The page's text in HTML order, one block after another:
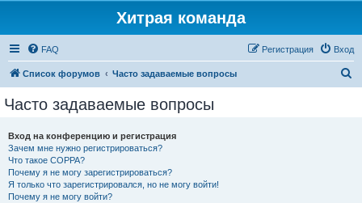
Хитрая команда
FAQ Вход
Регистрация
Список форумов Часто задаваемые вопросы
Часто задаваемые вопросы
Вход на конференцию и регистрация
Зачем мне нужно регистрироваться?
Что такое COPPA?
Почему я не могу зарегистрироваться?
Я только что зарегистрировался, но не могу войти!
Почему я не могу войти?